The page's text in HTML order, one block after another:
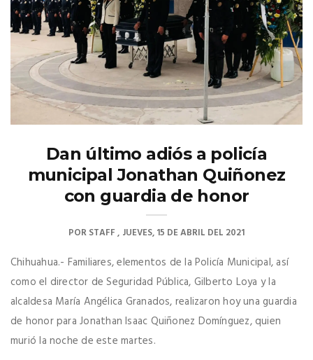
Dan último adiós a policía
municipal Jonathan Quiñonez
con guardia de honor
PORSTAFF JUEVES, 15 DE ABRIL DEL 2021
Chihuahua.- Familiares, elementos de la Policía Municipal, así
como el director de Seguridad Pública, Gilberto Loya y la
alcaldesa María Angélica Granados, realizaron hoy una guardia
de honor para Jonathan Isaac Quiñonez Domínguez, quien
murió la noche de este martes.